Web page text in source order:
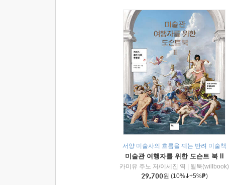
서양 미술사의 흐름을 꿰는 반려 미술책
미술관 여행자를 위한 도슨트 북 II
카미유 주노 저/이세진 역
윌북(willbook)
29,700원 (10% +5% )